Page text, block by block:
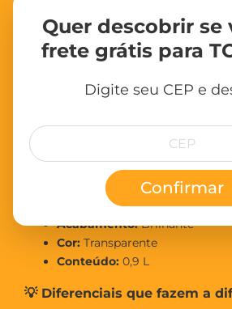
Quer descobrir se
frete grátis para
Digite seu CEP e
Confirmar
Remover pó e resíduos antes
Corrigir imperfeições com
Em repintura, lixar levemente
📦 Especificações Técnicas
Sayerlack
Poliulack
Verniz marítimo
Acabamento:Brilhante
Cor: Transparente
Conteúdo: 0,9 L
💡 Diferenciais que fazem a